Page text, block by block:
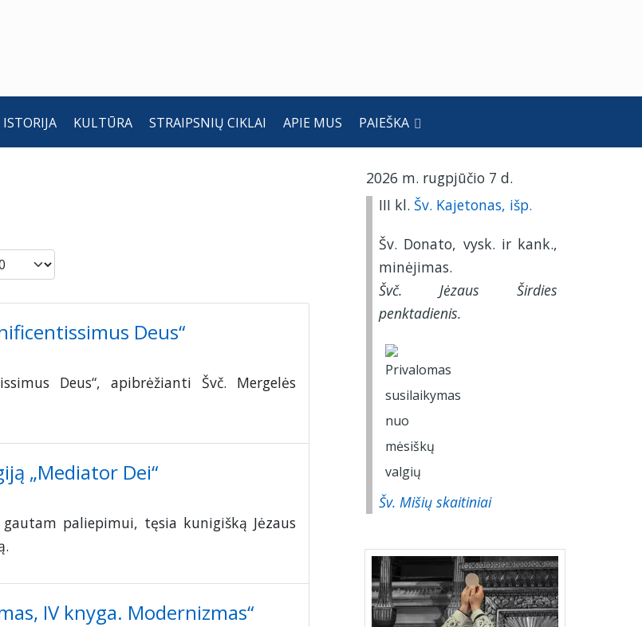
ISTORIJA KULTŪRA STRAIPSNIŲ CIKLAI APIE MUS PAIEŠKA
po
Deus“
Deus“, apibrėžianti Švč. Mergelės
„Mediator Dei“
paliepimui, tęsia kunigišką Jėzaus
IV knyga. Modernizmas“
2026 m. rugpjūčio 7 d.
III kl. Šv. Kajetonas, išp.
Šv. Donato, vysk. ir kank.,
minėjimas.
Švč. Jėzaus Širdies
penktadienis.
Šv. Mišių skaitiniai